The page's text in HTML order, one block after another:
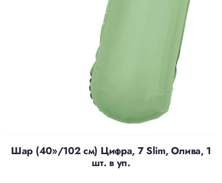
Политика конфиденциальности
Шар (40»/102 см) Цифра, 7 Slim, Олива, 1
шт. в уп.